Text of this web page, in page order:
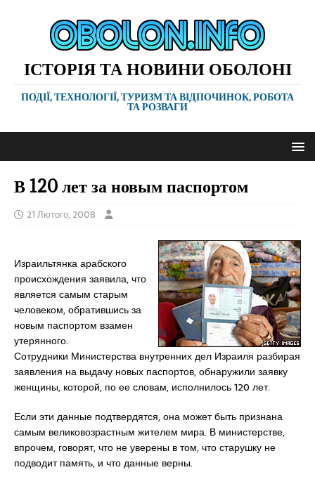
ІСТОРІЯ ТА НОВИНИ ОБОЛОНІ
ПОДІЇ, ТЕХНОЛОГІЇ, ТУРИЗМ ТА ВІДПОЧИНОК, РОБОТА
ТА РОЗВАГИ
В 120 лет за новым паспортом
21 Лютого, 2008
Израильтянка арабского
происхождения заявила, что
является самым старым
человеком, обратившись за
новым паспортом взамен
утерянного.
Сотрудники Министерства внутренних дел Израиля разбирая
заявления на выдачу новых паспортов, обнаружили заявку
женщины, которой, по ее словам, исполнилось 120 лет.
Если эти данные подтвердятся, она может быть признана
самым великовозрастным жителем мира. В министерстве,
впрочем, говорят, что не уверены в том, что старушку не
подводит память, и что данные верны.